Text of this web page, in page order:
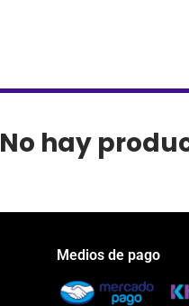
No hay
Medios de pago